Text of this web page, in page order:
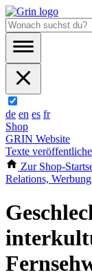
de en es fr
Shop
GRIN Website
Texte
Zur Shop-
Relations,